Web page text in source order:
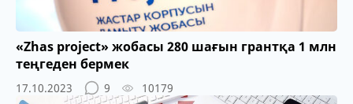
«Zhas project» жобасы 280 шағын грантқа 1 млн
теңгеден бермек
17.10.2023 9 10179